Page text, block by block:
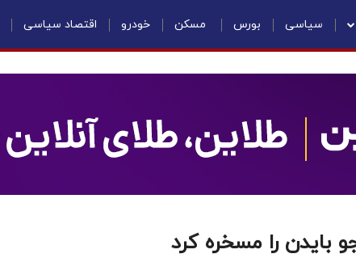
سیاسی بورس مسکن خودرو اقتصاد سیاسی
بایدن را مسخره کرد